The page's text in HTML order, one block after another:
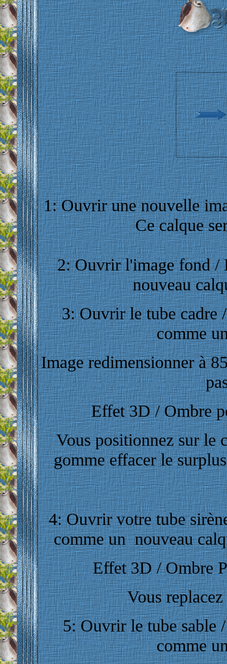
1: Ouvrir une nouvelle
Ce calque
2: Ouvrir l'image fond /
nouveau
3: Ouvrir le tube
comme
Image redimensionner à
Effet 3D / Ombre
Vous positionnez sur le
gomme effacer le
4: Ouvrir votre tube
comme un nouveau
Effet 3D / Ombre
Vous
5: Ouvrir le tube sable
comme